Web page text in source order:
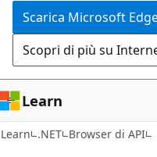
Scarica Microsoft
Scopri di più su
Learn
Learn .NET Browser di API